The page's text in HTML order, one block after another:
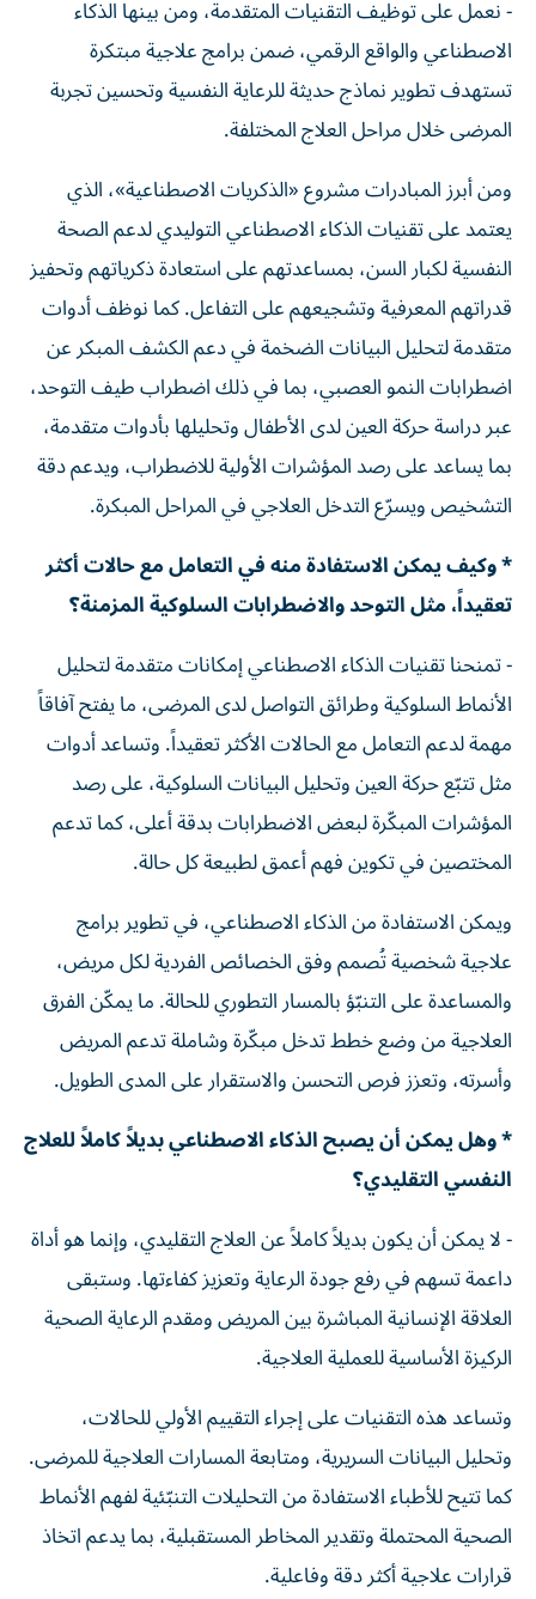
- نعمل على توظيف التقنيات المتقدمة، ومن بينها الذكاء
الاصطناعي والواقع الرقمي، ضمن برامج علاجية مبتكرة
تستهدف تطوير نماذج حديثة للرعاية النفسية وتحسين تجربة
المرضى خلال مراحل العلاج المختلفة.
ومن أبرز المبادرات مشروع «الذكريات الاصطناعية»، الذي
يعتمد على تقنيات الذكاء الاصطناعي التوليدي لدعم الصحة
النفسية لكبار السن، بمساعدتهم على استعادة ذكرياتهم وتحفيز
قدراتهم المعرفية وتشجيعهم على التفاعل. كما نوظف أدوات
متقدمة لتحليل البيانات الضخمة في دعم الكشف المبكر عن
اضطرابات النمو العصبي، بما في ذلك اضطراب طيف التوحد،
عبر دراسة حركة العين لدى الأطفال وتحليلها بأدوات متقدمة،
بما يساعد على رصد المؤشرات الأولية للاضطراب، ويدعم دقة
التشخيص ويسرّع التدخل العلاجي في المراحل المبكرة.
* وكيف يمكن الاستفادة منه في التعامل مع حالات أكثر
تعقيداً، مثل التوحد والاضطرابات السلوكية المزمنة؟
- تمنحنا تقنيات الذكاء الاصطناعي إمكانات متقدمة لتحليل
الأنماط السلوكية وطرائق التواصل لدى المرضى، ما يفتح آفاقاً
مهمة لدعم التعامل مع الحالات الأكثر تعقيداً. وتساعد أدوات
مثل تتبّع حركة العين وتحليل البيانات السلوكية، على رصد
المؤشرات المبكّرة لبعض الاضطرابات بدقة أعلى، كما تدعم
المختصين في تكوين فهم أعمق لطبيعة كل حالة.
ويمكن الاستفادة من الذكاء الاصطناعي، في تطوير برامج
علاجية شخصية تُصمم وفق الخصائص الفردية لكل مريض،
والمساعدة على التنبّؤ بالمسار التطوري للحالة. ما يمكّن الفرق
العلاجية من وضع خطط تدخل مبكّرة وشاملة تدعم المريض
وأسرته، وتعزز فرص التحسن والاستقرار على المدى الطويل.
* وهل يمكن أن يصبح الذكاء الاصطناعي بديلاً كاملاً للعلاج
النفسي التقليدي؟
- لا يمكن أن يكون بديلاً كاملاً عن العلاج التقليدي، وإنما هو أداة
داعمة تسهم في رفع جودة الرعاية وتعزيز كفاءتها. وستبقى
العلاقة الإنسانية المباشرة بين المريض ومقدم الرعاية الصحية
الركيزة الأساسية للعملية العلاجية.
وتساعد هذه التقنيات على إجراء التقييم الأولي للحالات،
وتحليل البيانات السريرية، ومتابعة المسارات العلاجية للمرضى.
كما تتيح للأطباء الاستفادة من التحليلات التنبّئية لفهم الأنماط
الصحية المحتملة وتقدير المخاطر المستقبلية، بما يدعم اتخاذ
قرارات علاجية أكثر دقة وفاعلية.